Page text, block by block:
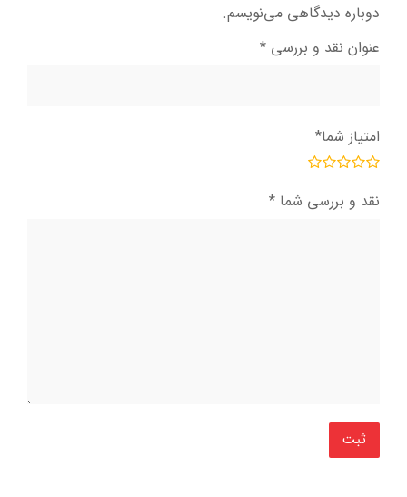
دوباره دیدگاهی می‌نویسم.
عنوان نقد و بررسی *
امتیاز شما*
نقد و بررسی شما *